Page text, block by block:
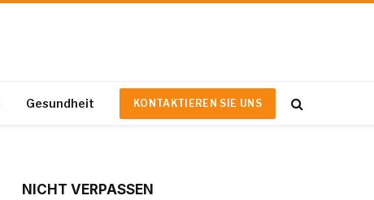
Gesundheit KONTAKTIEREN SIE UNS
NICHT VERPASSEN